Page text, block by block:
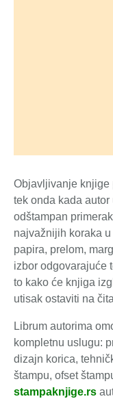
Objavljivanje knjige
tek onda kada
odštampan
najvažnijih koraka
papira, prelom,
izbor odgovarajuće
to kako će knjiga
utisak ostaviti na
Librum autorima
kompletnu uslugu:
dizajn korica,
štampu, ofset
stampaknjige.rs